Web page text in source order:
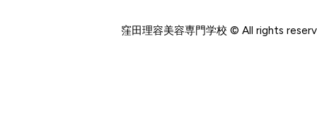
窪田理容美容専門学校 © All rights